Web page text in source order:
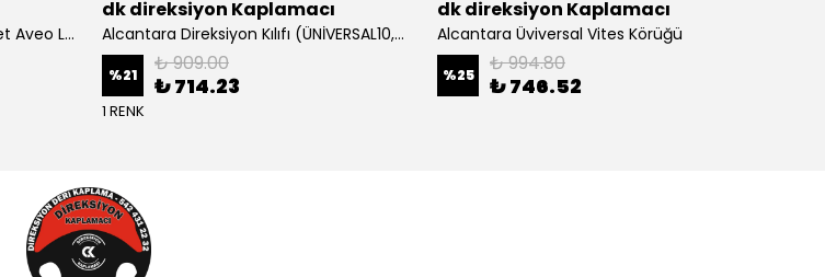
Açıklamayı Okuyunuz)chevrolet Aveo Lt-ls Araca Özel Direksiyon Kılıfı (plastik Kapaksız Direksiyon
dk direksiyon Kaplamacı
Alcantara Direksiyon Kılıfı (ÜNİVERSAL10,5CM) Açıklamayı Okuynz
%21 ₺ 909.00
₺ 714.23
1 RENK
dk direksiyon Kaplamacı
Alcantara Üviversal Vites Körüğü
%25 ₺ 994.80
₺ 746.52